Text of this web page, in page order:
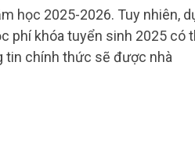
học 2025-2026. Tuy nhiên,
phí khóa tuyển sinh 2025 có
tin chính thức sẽ được nhà